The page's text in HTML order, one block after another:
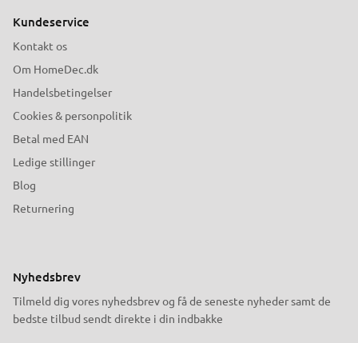
Kundeservice
Kontakt os
Om HomeDec.dk
Handelsbetingelser
Cookies & personpolitik
Betal med EAN
Ledige stillinger
Blog
Returnering
Nyhedsbrev
Tilmeld dig vores nyhedsbrev og få de seneste nyheder samt de
bedste tilbud sendt direkte i din indbakke